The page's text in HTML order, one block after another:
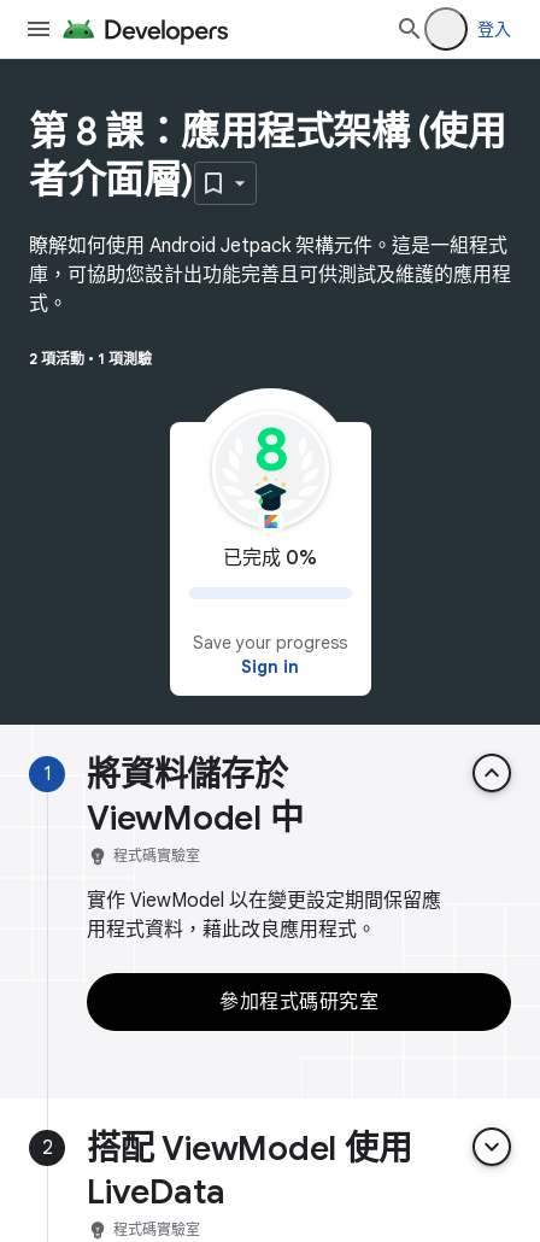
登入
第 8 課：應用程式架構 (使用
者介面層)
瞭解如何使用 Android Jetpack 架構元件。這是一組程式
庫，可協助您設計出功能完善且可供測試及維護的應用程
式。
2 項活動 • 1 項測驗
已完成 0%
Save your progress
Sign in
1
將資料儲存於
ViewModel 中
keyboard_arrow_up
emoji_objects 程式碼實驗室
實作 ViewModel 以在變更設定期間保留應
用程式資料，藉此改良應用程式。
參加程式碼研究室
2
搭配 ViewModel 使用
LiveData
keyboard_arrow_down
emoji_objects 程式碼實驗室